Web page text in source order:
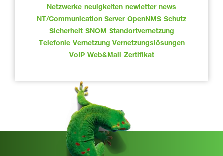
Netzwerke neuigkeiten newletter news
NT/Communication Server OpenNMS Schutz
Sicherheit SNOM Standortvernetzung
Telefonie Vernetzung Vernetzungslösungen
VoIP Web&Mail Zertifikat